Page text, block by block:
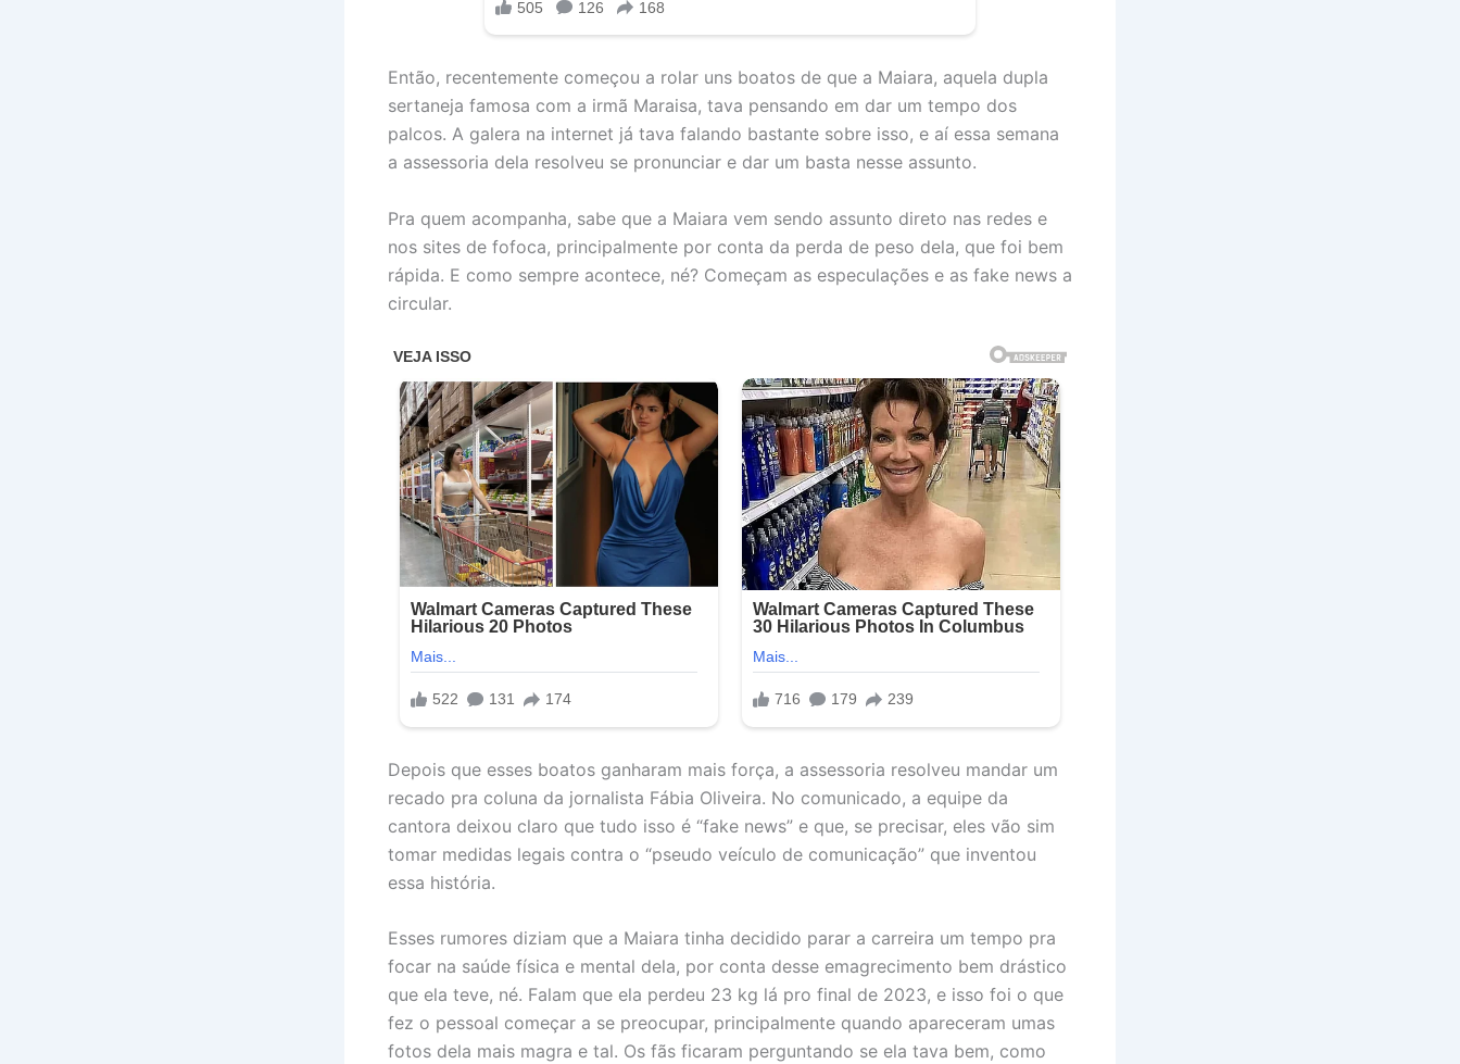
Então, recentemente começou a rolar uns boatos de que a Maiara, aquela dupla
sertaneja famosa com a irmã Maraisa, tava pensando em dar um tempo dos
palcos. A galera na internet já tava falando bastante sobre isso, e aí essa semana
a assessoria dela resolveu se pronunciar e dar um basta nesse assunto.
Pra quem acompanha, sabe que a Maiara vem sendo assunto direto nas redes e
nos sites de fofoca, principalmente por conta da perda de peso dela, que foi bem
rápida. E como sempre acontece, né? Começam as especulações e as fake news a
circular.
Depois que esses boatos ganharam mais força, a assessoria resolveu mandar um
recado pra coluna da jornalista Fábia Oliveira. No comunicado, a equipe da
cantora deixou claro que tudo isso é “fake news” e que, se precisar, eles vão sim
tomar medidas legais contra o “pseudo veículo de comunicação” que inventou
essa história.
Esses rumores diziam que a Maiara tinha decidido parar a carreira um tempo pra
focar na saúde física e mental dela, por conta desse emagrecimento bem drástico
que ela teve, né. Falam que ela perdeu 23 kg lá pro final de 2023, e isso foi o que
fez o pessoal começar a se preocupar, principalmente quando apareceram umas
fotos dela mais magra e tal. Os fãs ficaram perguntando se ela tava bem, como